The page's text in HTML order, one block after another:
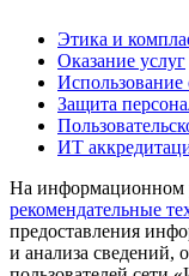
Этика и
Оказание услуг
Использование
Защита
ИТ
На информационном
рекомендательные
предоставления
и анализа сведений,